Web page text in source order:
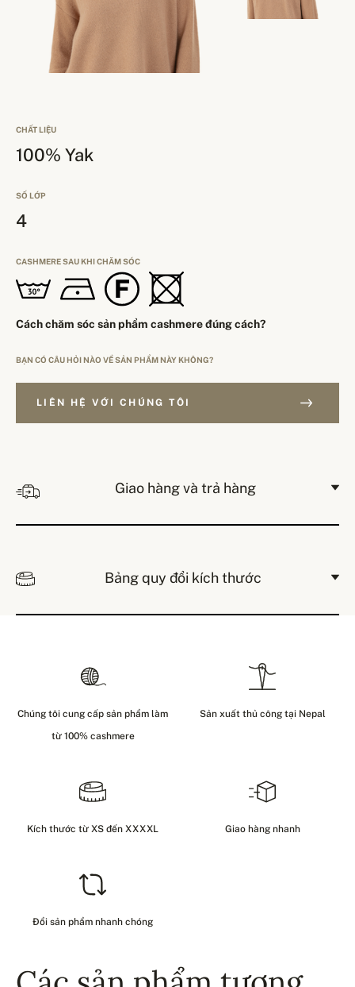
CHẤT LIỆU
100% Yak
SỐ LỚP
4
CASHMERE SAU KHI CHĂM SÓC
Cách chăm sóc sản phẩm cashmere đúng cách?
BẠN CÓ CÂU HỎI NÀO VỀ SẢN PHẨM NÀY KHÔNG?
LIÊN HỆ VỚI CHÚNG TÔI
Giao hàng và trả hàng
Bảng quy đổi kích thước
Chúng tôi cung cấp sản phẩm làm
từ 100% cashmere
Sản xuất thủ công tại Nepal
Kích thước từ XS đến XXXXL Giao hàng nhanh
Đổi sản phẩm nhanh chóng